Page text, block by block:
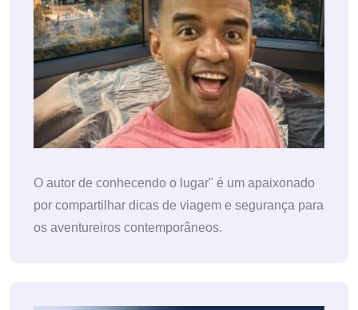
O autor de conhecendo o lugar" é um apaixonado
por compartilhar dicas de viagem e segurança para
os aventureiros contemporâneos.